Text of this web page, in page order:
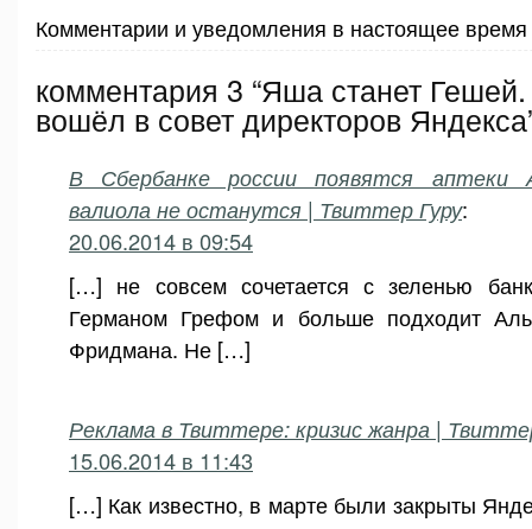
Комментарии и уведомления в настоящее
комментария 3 “Яша станет
вошёл в совет директоров
В Сбербанке россии появятся аптеки
валиола не останутся | Твиттер Гуру:
20.06.2014 в 09:54
[…] не совсем сочетается с зеленью
Германом Грефом и больше подходит
Фридмана. Не […]
Реклама в Твиттере: кризис жанра |
15.06.2014 в 11:43
[…] Как известно, в марте были закрыты